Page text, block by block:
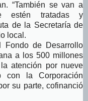
“También se van a
estén tratadas y
de la Secretaría de
local.
Fondo de Desarrollo
a los 500 millones
atención por nueve
con la Corporación
su parte, cofinanció